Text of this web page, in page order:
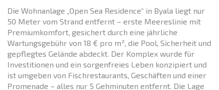
Die Wohnanlage „Open Sea Residence“ in Byala liegt nur
50 Meter vom Strand entfernt – erste Meereslinie mit
Premiumkomfort, gesichert durch eine jährliche
Wartungsgebühr von 18 € pro m², die Pool, Sicherheit und
gepflegtes Gelände abdeckt. Der Komplex wurde für
Investitionen und ein sorgenfreies Leben konzipiert und
ist umgeben von Fischrestaurants, Geschäften und einer
Promenade – alles nur 5 Gehminuten entfernt. Die Lage